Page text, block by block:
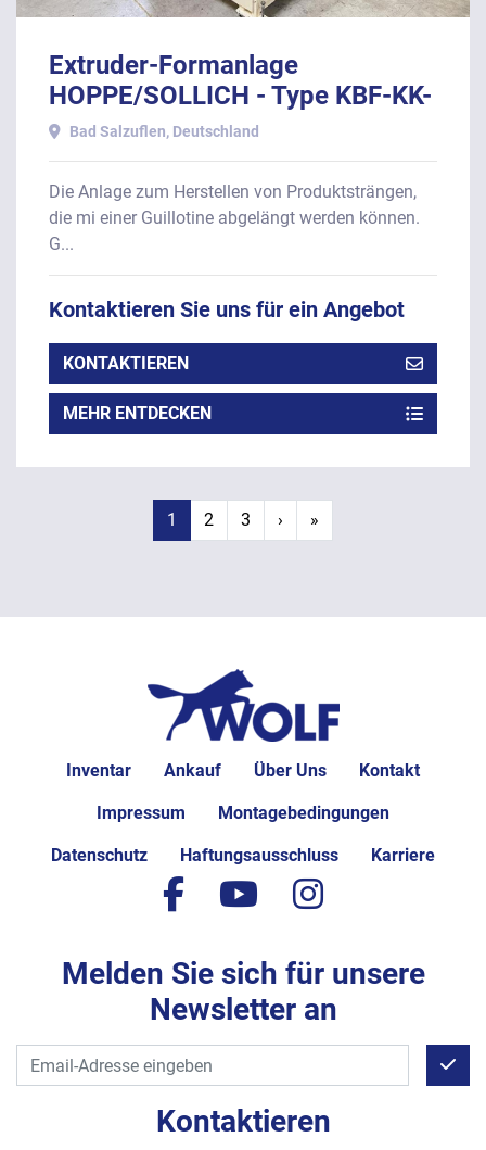
Extruder-Formanlage
HOPPE/SOLLICH - Type KBF-KK-
GS mit ca. 280 mm
Arbeitsbreite:
Bad Salzuflen, Deutschland
Die Anlage zum Herstellen von Produktsträngen,
die mi einer Guillotine abgelängt werden können.
G...
Kontaktieren Sie uns für ein Angebot
KONTAKTIEREN
MEHR ENTDECKEN
1 2 3 › »
Inventar Ankauf Über Uns Kontakt
Impressum Montagebedingungen
Datenschutz Haftungsausschluss Karriere
Kontaktieren
facebook
youtubeinstagram
Melden Sie sich für unsere
Newsletter an